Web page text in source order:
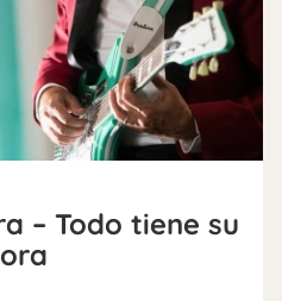
– Todo tiene su